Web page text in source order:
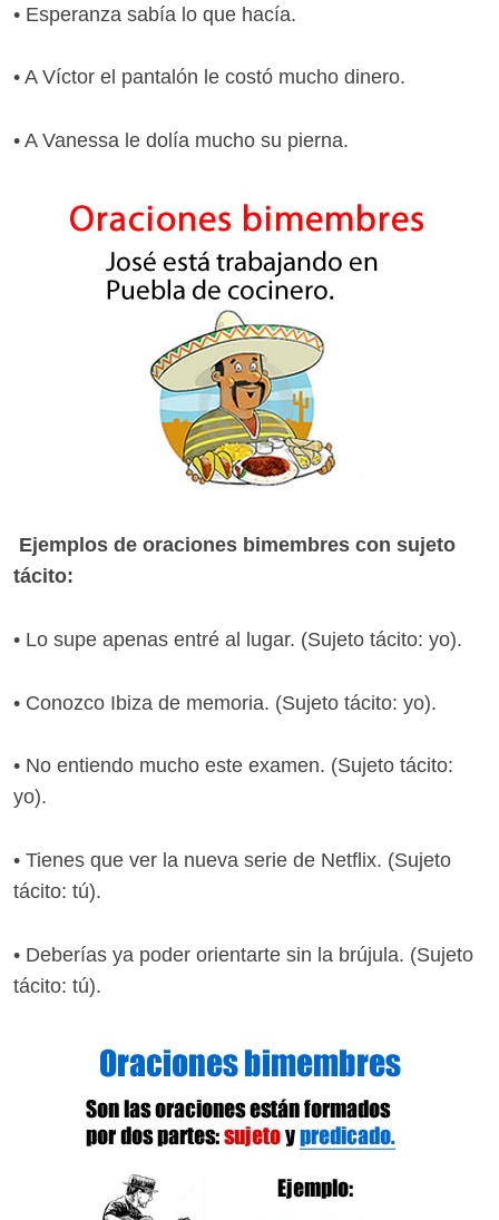
• Esperanza sabía lo que hacía.
• A Víctor el pantalón le costó mucho dinero.
• A Vanessa le dolía mucho su pierna.
Ejemplos de oraciones bimembres con sujeto
tácito:
• Lo supe apenas entré al lugar. (Sujeto tácito: yo).
• Conozco Ibiza de memoria. (Sujeto tácito: yo).
• No entiendo mucho este examen. (Sujeto tácito:
yo).
• Tienes que ver la nueva serie de Netflix. (Sujeto
tácito: tú).
• Deberías ya poder orientarte sin la brújula. (Sujeto
tácito: tú).